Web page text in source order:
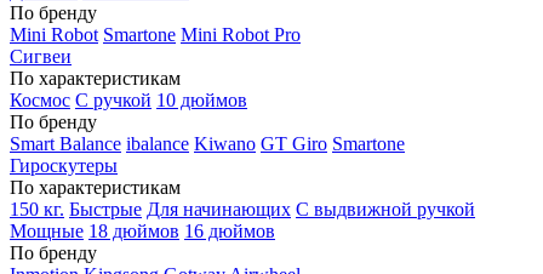
По бренду
Mini Robot Smartone Mini Robot Pro
Сигвеи
По характеристикам
Космос С ручкой 10 дюймов
По бренду
Smart Balance ibalance Kiwano GT Giro Smartone
Гироскутеры
По характеристикам
150 кг. Быстрые Для начинающих С выдвижной ручкой
Мощные 18 дюймов 16 дюймов
По бренду